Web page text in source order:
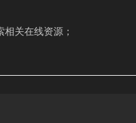
相关在线资源；